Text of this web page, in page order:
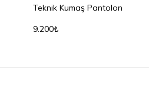
Teknik Kumaş Pantolon
9.200₺